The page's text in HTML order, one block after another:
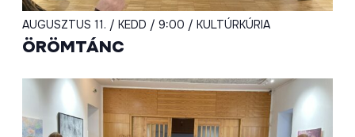
AUGUSZTUS 11. / KEDD / 9:00 / KULTÚRKÚRIA
ÖRÖMTÁNC